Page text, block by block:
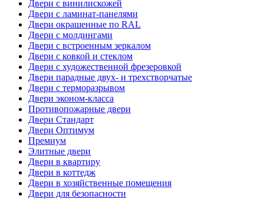
Двери с винилискожей
Двери с ламинат-панелями
Двери окрашенные по RAL
Двери с молдингами
Двери с встроенным зеркалом
Двери с ковкой и стеклом
Двери с художественной фрезеровкой
Двери парадные двух- и трехстворчатые
Двери с терморазрывом
Двери эконом-класса
Противопожарные двери
Двери Стандарт
Двери Оптимум
Премиум
Элитные двери
Двери в квартиру
Двери в коттедж
Двери в хозяйственные помещения
Двери для безопасности